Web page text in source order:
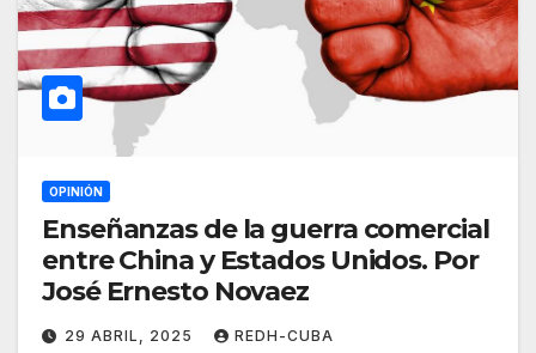
OPINIÓN
Enseñanzas de la guerra comercial
entre China y Estados Unidos. Por
José Ernesto Novaez
29 ABRIL, 2025 REDH-CUBA